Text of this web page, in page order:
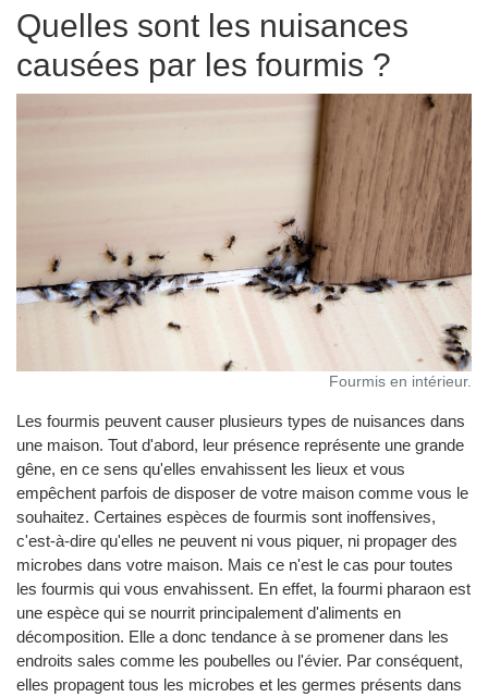
Quelles sont les nuisances
causées par les fourmis ?
Fourmis en intérieur.
Les fourmis peuvent causer plusieurs types de nuisances dans
une maison. Tout d'abord, leur présence représente une grande
gêne, en ce sens qu'elles envahissent les lieux et vous
empêchent parfois de disposer de votre maison comme vous le
souhaitez. Certaines espèces de fourmis sont inoffensives,
c'est-à-dire qu'elles ne peuvent ni vous piquer, ni propager des
microbes dans votre maison. Mais ce n'est le cas pour toutes
les fourmis qui vous envahissent. En effet, la fourmi pharaon est
une espèce qui se nourrit principalement d'aliments en
décomposition. Elle a donc tendance à se promener dans les
endroits sales comme les poubelles ou l'évier. Par conséquent,
elles propagent tous les microbes et les germes présents dans